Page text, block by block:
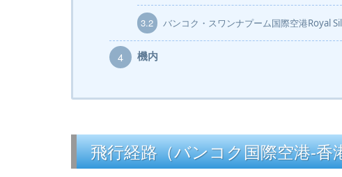
3.2 バンコク・スワンナプーム国際空港Royal
4 機内
飛行経路（バンコク国際空港-香